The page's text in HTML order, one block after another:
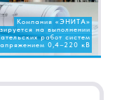
Компания «ЭНИТА»
на выполнении
работ систем
0,4–220 кВ